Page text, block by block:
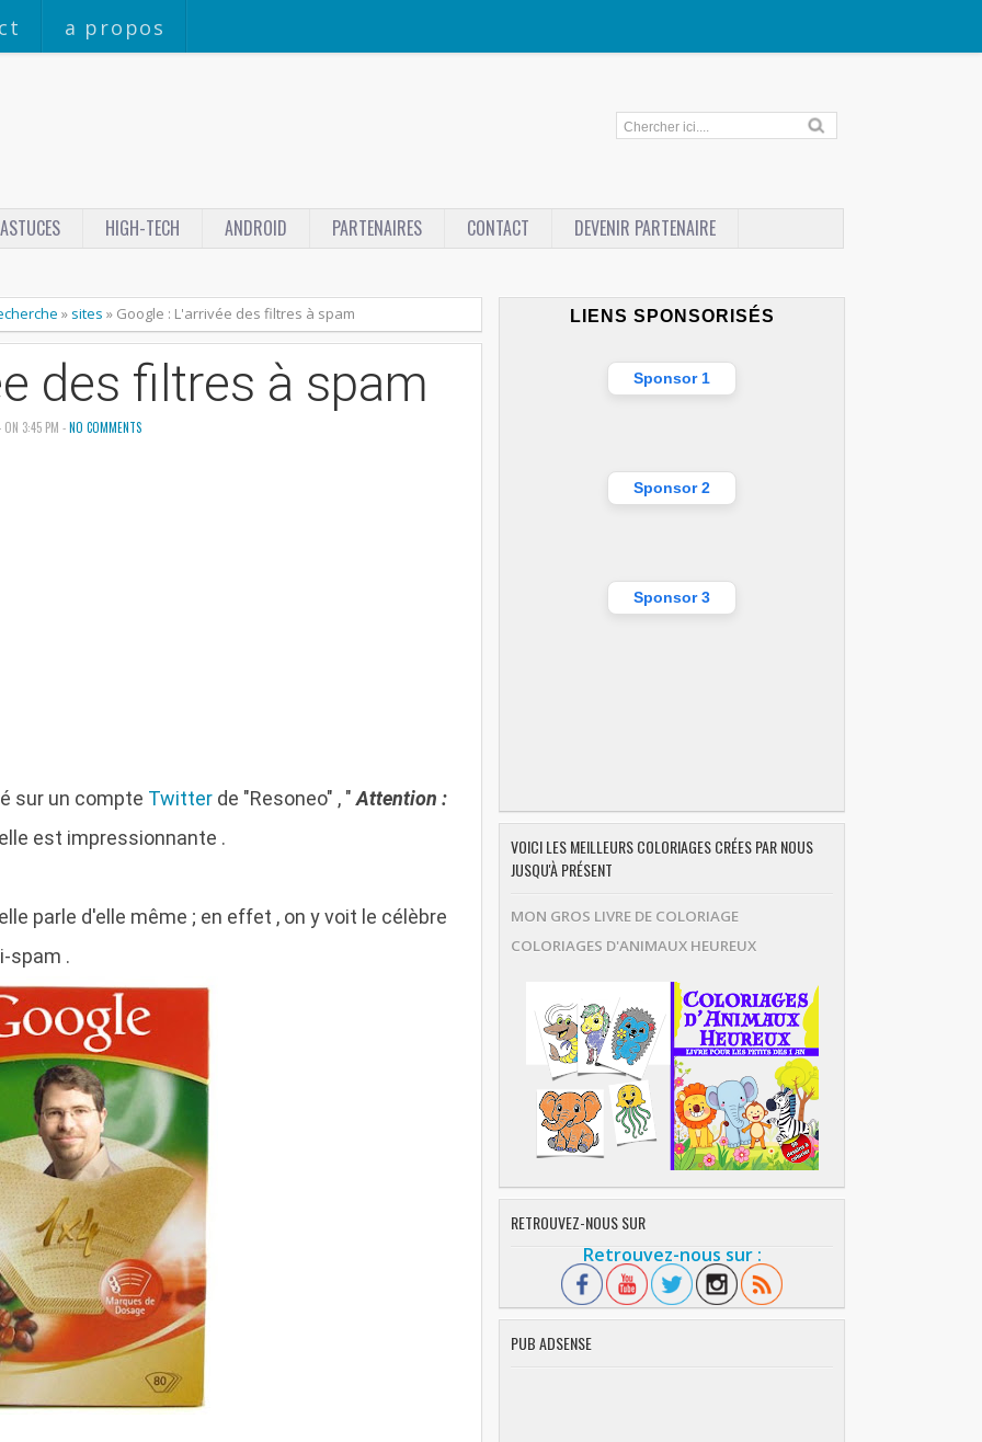
a propos
ASTUCES HIGH-TECH ANDROID PARTENAIRES CONTACT
DEVENIR PARTENAIRE
» sites » Google : L'arrivée des filtres à spam
des filtres à spam
ON 3:45 PM -NO COMMENTS
sur un compte Twitter de "Resoneo" , "Attention :
est impressionnante .
parle d'elle même ; en effet , on y voit le célèbre
spam .
LIENS SPONSORISÉS
Sponsor 1
Sponsor 2
Sponsor 3
VOICI LES MEILLEURS COLORIAGES CRÉES PAR NOUS
JUSQU'À PRÉSENT
MON GROS LIVRE DE COLORIAGE
COLORIAGES D'ANIMAUX HEUREUX
RETROUVEZ-NOUS SUR
Retrouvez-nous sur :
PUB ADSENSE